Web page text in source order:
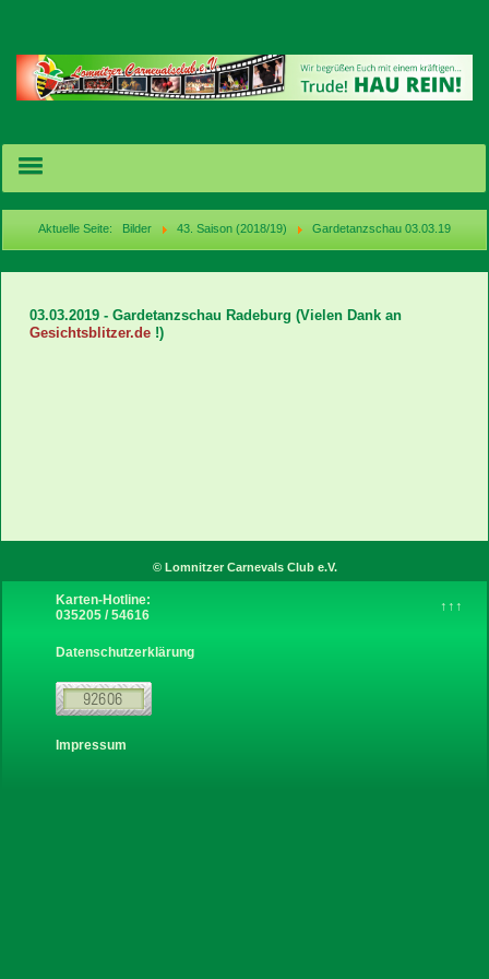
Termine/Karten
News
Sponsoren
Links
Aktuelle Seite: Bilder 43. Saison (2018/19) Gardetanzschau 03.03.19
03.03.2019 - Gardetanzschau Radeburg (Vielen Dank an
Gesichtsblitzer.de!)
© Lomnitzer Carnevals Club e.V.
↑↑↑
Karten-Hotline:
035205 / 54616
Datenschutzerklärung
Impressum